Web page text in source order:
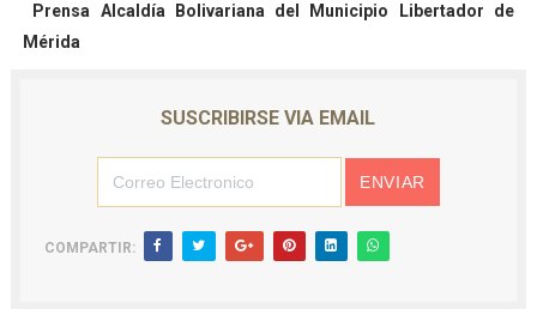
Prensa Alcaldía Bolivariana del Municipio Libertador de
Mérida
SUSCRIBIRSE VIA EMAIL
COMPARTIR: